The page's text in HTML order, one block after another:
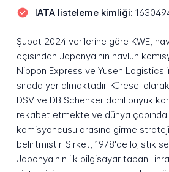
IATA listeleme kimliği:
Şubat 2024 verilerine göre KWE,
açısından Japonya'nın navlun
Nippon Express ve Yusen
sırada yer almaktadır. Küresel
DSV ve DB Schenker dahil büyük
rekabet etmekte ve dünya çapında
komisyoncusu arasına girme
belirtmiştir. Şirket, 1978'de lojistik
Japonya'nın ilk bilgisayar tabanlı